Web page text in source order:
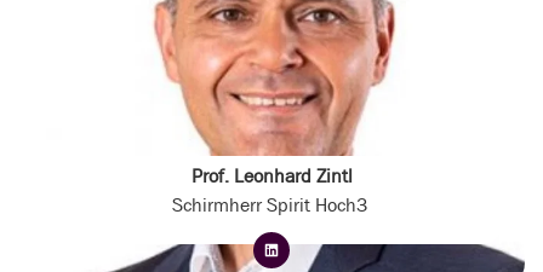
Prof. Leonhard Zintl
Schirmherr Spirit Hoch3